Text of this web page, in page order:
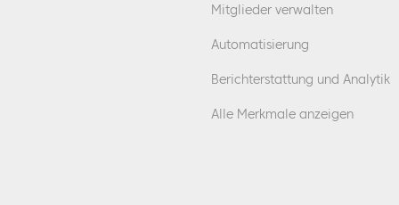
Mitglieder verwalten
Automatisierung
Berichterstattung und Analytik
Alle Merkmale anzeigen